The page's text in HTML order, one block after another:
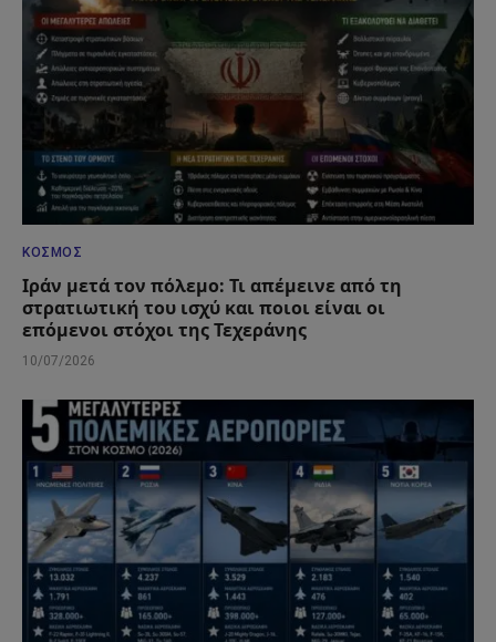
ΚΌΣΜΟΣ
Ιράν μετά τον πόλεμο: Τι απέμεινε από τη
στρατιωτική του ισχύ και ποιοι είναι οι
επόμενοι στόχοι της Τεχεράνης
10/07/2026